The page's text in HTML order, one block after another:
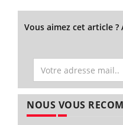
Vous aimez cet article
NOUS VOUS